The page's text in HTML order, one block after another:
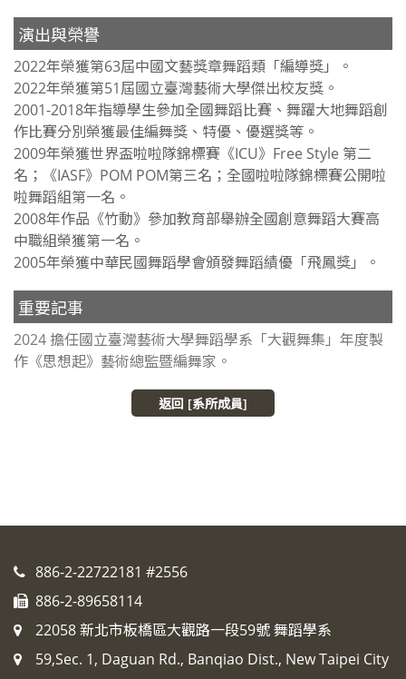
演出與榮譽
2022年榮獲第63屆中國文藝獎章舞蹈類「編導獎」。
2022年榮獲第51屆國立臺灣藝術大學傑出校友獎。
2001-2018年指導學生參加全國舞蹈比賽、舞躍大地舞蹈創
作比賽分別榮獲最佳編舞獎、特優、優選獎等。
2009年榮獲世界盃啦啦隊錦標賽《ICU》Free Style 第二
名；《IASF》POM POM第三名； 全國啦啦隊錦標賽公開啦
啦舞蹈組第一名。
2008年作品《竹動》參加教育部舉辦全國創意舞蹈大賽高
中職組榮獲第一名。
2005年榮獲中華民國舞蹈學會頒發舞蹈績優「飛鳳獎」。
重要記事
2024 擔任國立臺灣藝術大學舞蹈學系「大觀舞集」年度製
作《思想起》藝術總監暨編舞家。
返回 [系所成員]
886-2-22722181 #2556
886-2-89658114
22058 新北市板橋區大觀路一段59號 舞蹈學系
59,Sec. 1, Daguan Rd., Banqiao Dist., New Taipei City